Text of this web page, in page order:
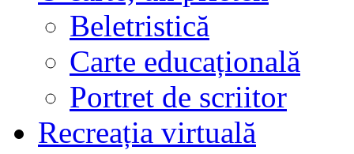
Beletristică
Carte educațională
Portret de scriitor
Recreația virtuală